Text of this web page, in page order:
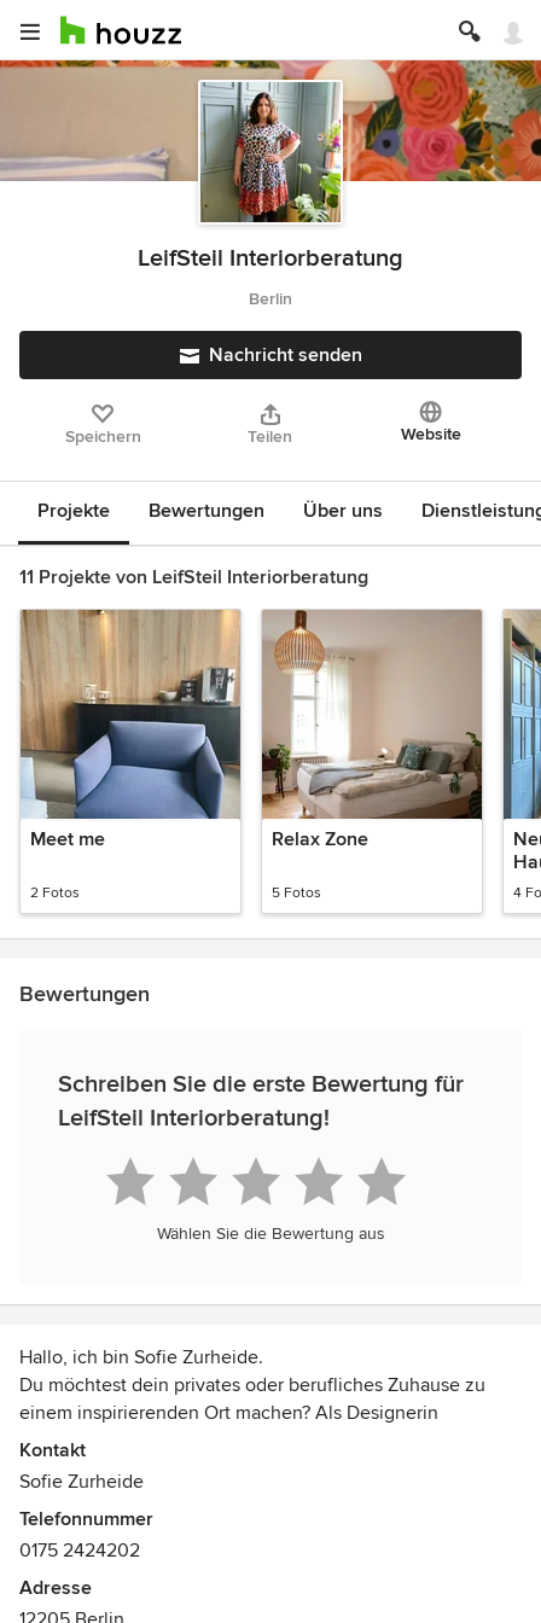
LeifSteil Interiorberatung
Berlin
Nachricht senden
Speichern Teilen Website
Projekte Bewertungen Über uns
11 Projekte von LeifSteil Interiorberatung
Meet me
2 Fotos
Relax Zone
5 Fotos 4
Bewertungen
Schreiben Sie die erste Bewertung für
LeifSteil Interiorberatung!
Wählen Sie die Bewertung aus
Hallo, ich bin Sofie Zurheide.
Du möchtest dein privates oder berufliches Zuhause zu
einem inspirierenden Ort machen? Als Designerin
unterstütze ich dich dabei!
mit individuellen und spannenden Kombinationen und
ganz viel Liebe zum Detail.
Basierend auf deinen Wünschen und Bedürfnissen
Kontakt
Sofie Zurheide
Telefonnummer
0175 2424202
Adresse